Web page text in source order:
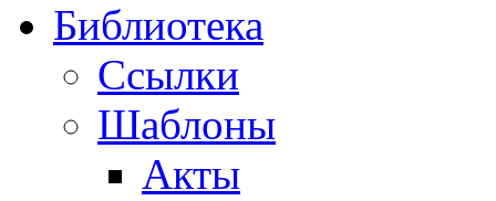
Библиотека
Ссылки
Шаблоны
Акты